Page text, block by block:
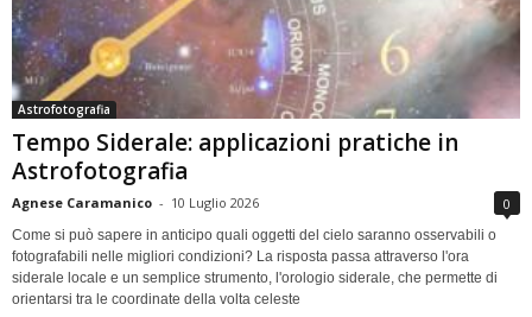
Astrofotografia
Tempo Siderale: applicazioni pratiche in
Astrofotografia
Agnese Caramanico - 10 Luglio 2026 0
Come si può sapere in anticipo quali oggetti del cielo saranno osservabili o
fotografabili nelle migliori condizioni? La risposta passa attraverso l'ora
siderale locale e un semplice strumento, l'orologio siderale, che permette di
orientarsi tra le coordinate della volta celeste